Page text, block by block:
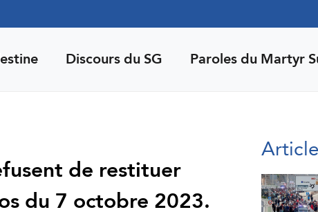
Discours du SG Paroles du Martyr
de restituer
du 7 octobre 2023.